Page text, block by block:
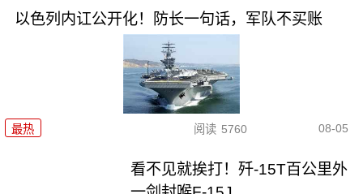
以色列内讧公开化！防长一句话，军队不买账
最热 阅读 5760 08-05
看不见就挨打！歼-15T百公里外